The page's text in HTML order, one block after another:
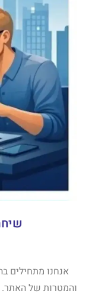
אנחנו מתחילים
והמטרות של האתר.